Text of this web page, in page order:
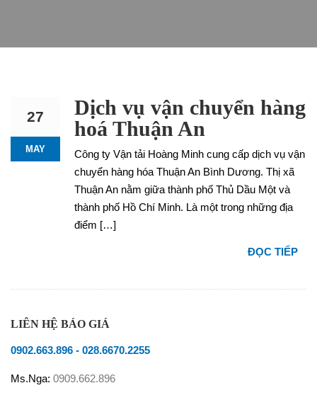
27
MAY
Dịch vụ vận chuyển hàng
hoá Thuận An
Công ty Vận tải Hoàng Minh cung cấp dịch vụ vận
chuyển hàng hóa Thuận An Bình Dương. Thị xã
Thuận An nằm giữa thành phố Thủ Dầu Một và
thành phố Hồ Chí Minh. Là một trong những địa
điểm […]
ĐỌC TIẾP
LIÊN HỆ BÁO GIÁ
0902.663.896 - 028.6670.2255
Ms.Nga: 0909.662.896